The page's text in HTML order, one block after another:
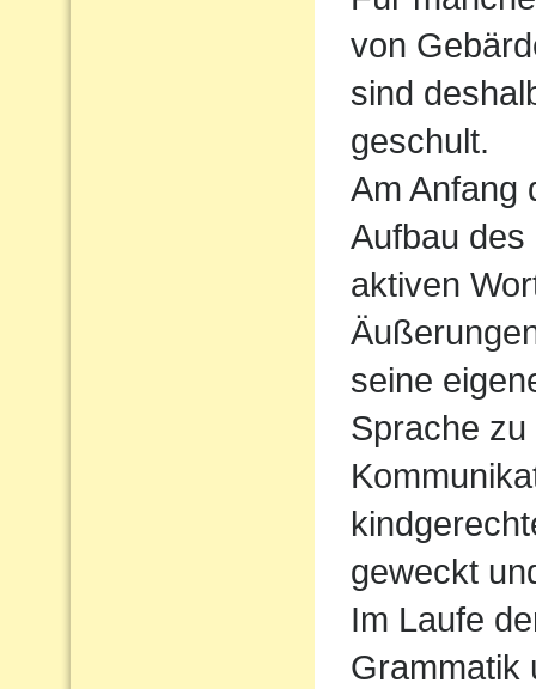
von
sind
geschult.
Am Anfang
Aufbau
aktiven
seine
Sprache
geweckt
Im Laufe
Grammatik